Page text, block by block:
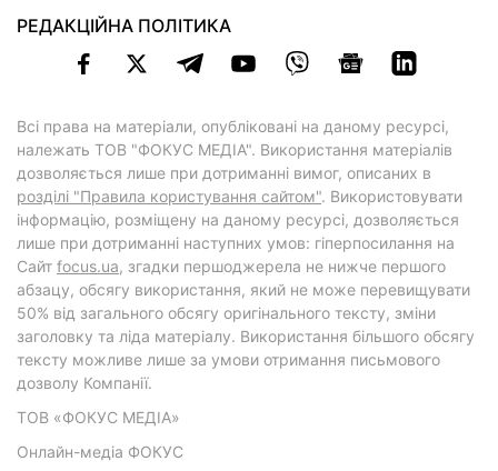
РЕДАКЦІЙНА ПОЛІТИКА
Всі права на матеріали, опубліковані на даному ресурсі,
належать ТОВ "ФОКУС МЕДІА". Використання матеріалів
дозволяється лише при дотриманні вимог, описаних в
розділі "Правила користування сайтом". Використовувати
інформацію, розміщену на даному ресурсі, дозволяється
лише при дотриманні наступних умов: гіперпосилання на
Cайт focus.ua, згадки першоджерела не нижче першого
абзацу, обсягу використання, який не може перевищувати
50% від загального обсягу оригінального тексту, зміни
заголовку та ліда матеріалу. Використання більшого обсягу
тексту можливе лише за умови отримання письмового
дозволу Компанії.
ТОВ «ФОКУС МЕДІА»
Онлайн-медіа ФОКУС